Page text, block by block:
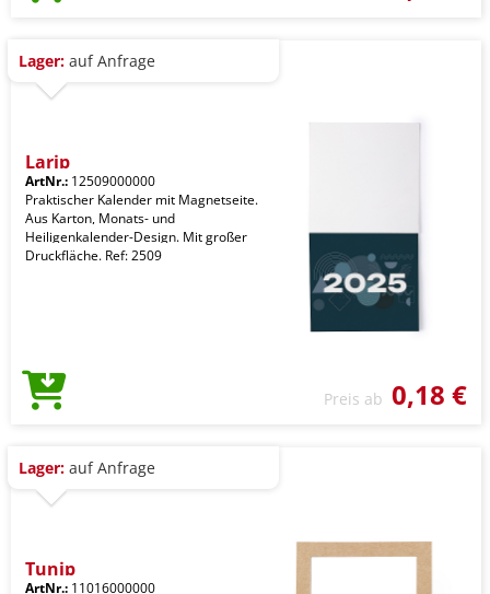
Lager: auf Anfrage
Larip
ArtNr.: 12509000000
Praktischer Kalender mit Magnetseite.
Aus Karton, Monats- und
Heiligenkalender-Design. Mit großer
Druckfläche. Ref: 2509
Preis ab 0,18 €
Lager: auf Anfrage
Tunip
ArtNr.: 11016000000